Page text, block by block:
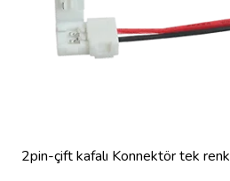
2pin-çift kafalı Konnektör tek renk